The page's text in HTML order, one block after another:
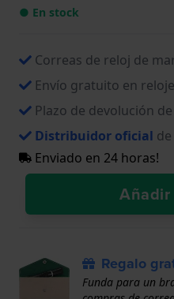
● En stock
Correas de reloj de
Envío gratuito en
Plazo de devolución
Distribuidor oficial
Enviado en 24 horas!
Regalo
Funda para un